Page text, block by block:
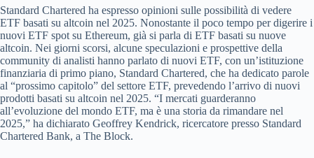
Standard Chartered ha espresso opinioni sulle possibilità di vedere
ETF basati su altcoin nel 2025. Nonostante il poco tempo per digerire i
nuovi ETF spot su Ethereum, già si parla di ETF basati su nuove
altcoin. Nei giorni scorsi, alcune speculazioni e prospettive della
community di analisti hanno parlato di nuovi ETF, con un’istituzione
finanziaria di primo piano, Standard Chartered, che ha dedicato parole
al “prossimo capitolo” del settore ETF, prevedendo l’arrivo di nuovi
prodotti basati su altcoin nel 2025. “I mercati guarderanno
all’evoluzione del mondo ETF, ma è una storia da rimandare nel
2025,” ha dichiarato Geoffrey Kendrick, ricercatore presso Standard
Chartered Bank, a The Block.